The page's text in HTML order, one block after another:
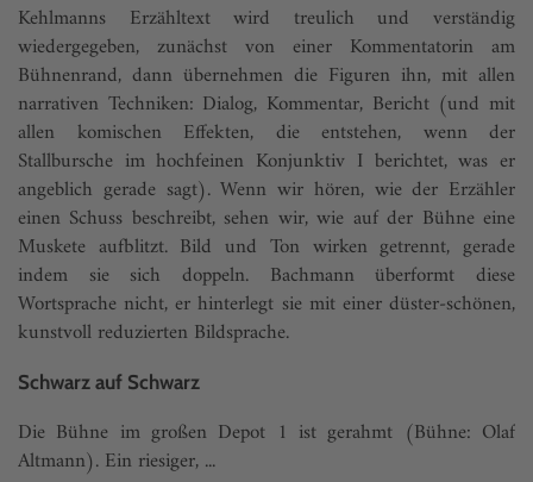
Kehlmanns Erzähltext wird treulich und verständig
wiedergegeben, zunächst von einer Kommentatorin am
Bühnenrand, dann übernehmen die Figuren ihn, mit allen
narrativen Techniken: Dialog, Kommentar, Bericht (und mit
allen komischen Effekten, die entstehen, wenn der
Stallbursche im hochfeinen Konjunktiv I berichtet, was er
angeblich gerade sagt). Wenn wir hören, wie der Erzähler
einen Schuss beschreibt, sehen wir, wie auf der Bühne eine
Muskete aufblitzt. Bild und Ton wirken getrennt, gerade
indem sie sich doppeln. Bachmann überformt diese
Wortsprache nicht, er hinterlegt sie mit einer düster-schönen,
kunstvoll reduzierten Bildsprache.
Schwarz auf Schwarz
Die Bühne im großen Depot 1 ist gerahmt (Bühne: Olaf
Altmann). Ein riesiger, ...